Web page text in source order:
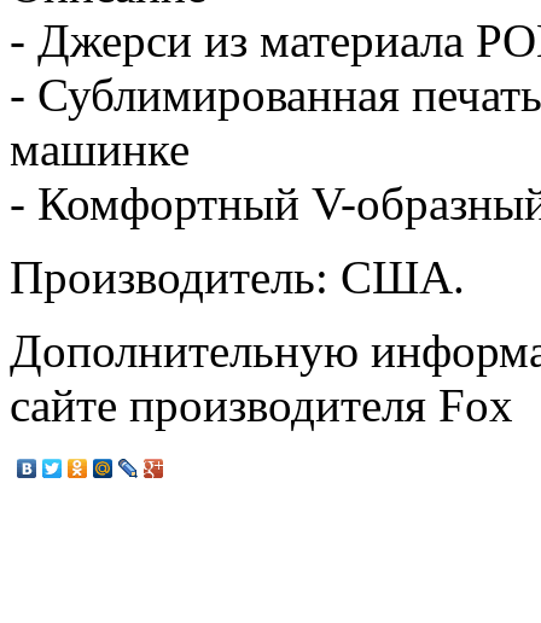
- Джерси из материала
- Сублимированная
машинке
- Комфортный V-
Производитель: США.
Дополнительную
сайте производителя Fox